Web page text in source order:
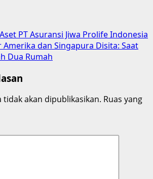
Aset PT Asuransi Jiwa Prolife Indonesia
Amerika dan Singapura Disita: Saat
Dua Rumah
tidak akan dipublikasikan. Ruas yang